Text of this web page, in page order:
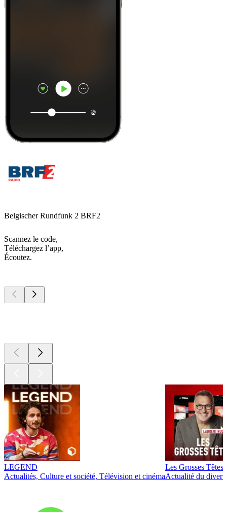
Belgischer Rundfunk 2 BRF2
Scannez le code,
Téléchargez l’app,
Écoutez.
LEGEND
Actualités, Culture et société, Télévision et cinéma
Les Grosses Têtes
Actualité du